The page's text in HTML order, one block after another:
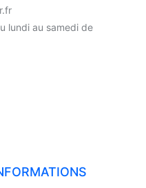
lundi au samedi de